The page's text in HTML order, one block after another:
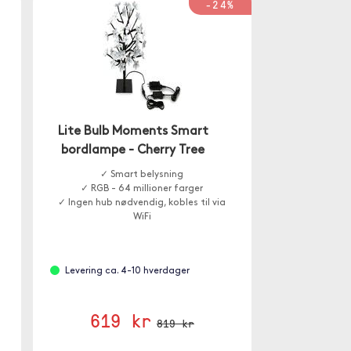
-24%
Lite Bulb Moments Smart
bordlampe - Cherry Tree
✓ Smart belysning
✓ RGB - 64 millioner farger
✓ Ingen hub nødvendig, kobles til via
WiFi
Levering ca. 4-10 hverdager
619 kr 819 kr